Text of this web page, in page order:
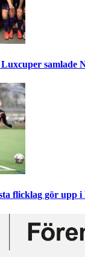
samlade
flicklag gör upp